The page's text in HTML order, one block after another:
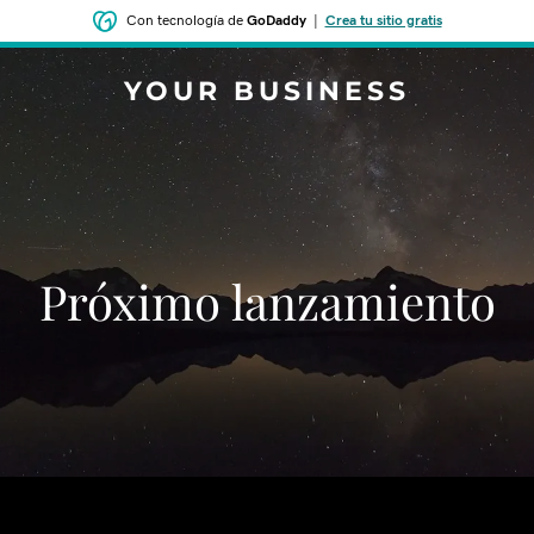
Con tecnología de GoDaddy| Crea tu sitio gratis
YOUR BUSINESS
‌‌Próximo lanzamiento